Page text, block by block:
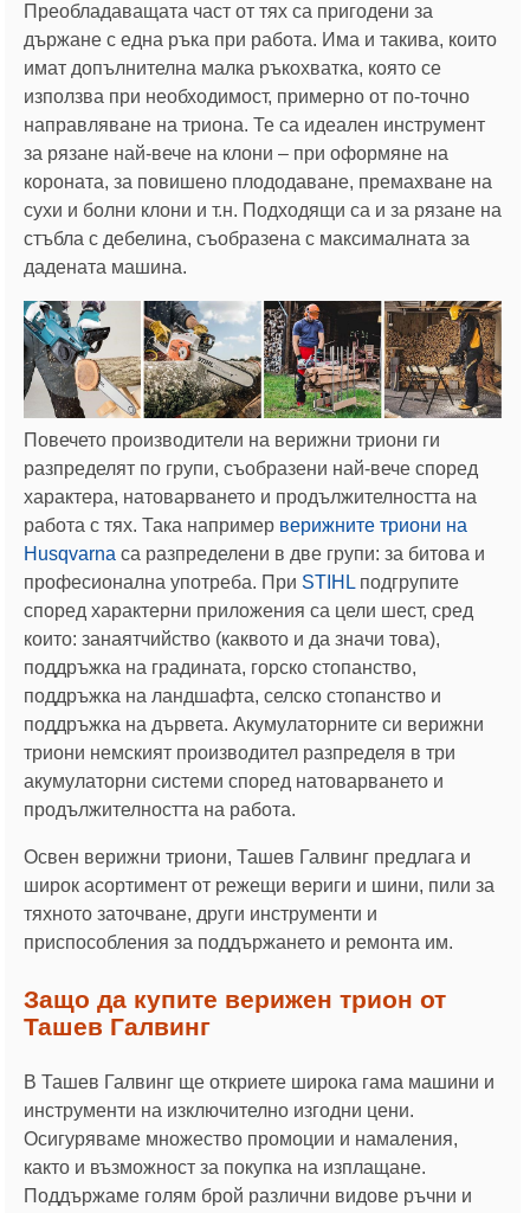
Преобладаващата част от тях са пригодени за
държане с една ръка при работа. Има и такива, които
имат допълнителна малка ръкохватка, която се
използва при необходимост, примерно от по-точно
направляване на триона. Те са идеален инструмент
за рязане най-вече на клони – при оформяне на
короната, за повишено плододаване, премахване на
сухи и болни клони и т.н. Подходящи са и за рязане на
стъбла с дебелина, съобразена с максималната за
дадената машина.
Повечето производители на верижни триони ги
разпределят по групи, съобразени най-вече според
характера, натоварването и продължителността на
работа с тях. Така например верижните триони на
Husqvarna са разпределени в две групи: за битова и
професионална употреба. При STIHL подгрупите
според характерни приложения са цели шест, сред
които: занаятчийство (каквото и да значи това),
поддръжка на градината, горско стопанство,
поддръжка на ландшафта, селско стопанство и
поддръжка на дървета. Акумулаторните си верижни
триони немският производител разпределя в три
акумулаторни системи според натоварването и
продължителността на работа.
Освен верижни триони, Ташев Галвинг предлага и
широк асортимент от режещи вериги и шини, пили за
тяхното заточване, други инструменти и
приспособления за поддържането и ремонта им.
Защо да купите верижен трион от
Ташев Галвинг
В Ташев Галвинг ще откриете широка гама машини и
инструменти на изключително изгодни цени.
Осигуряваме множество промоции и намаления,
както и възможност за покупка на изплащане.
Поддържаме голям брой различни видове ръчни и